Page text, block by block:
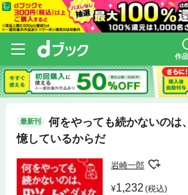
作
最新刊
何をやっても続かないのは
憶しているからだ
岩崎一郎
1,232 (税込)